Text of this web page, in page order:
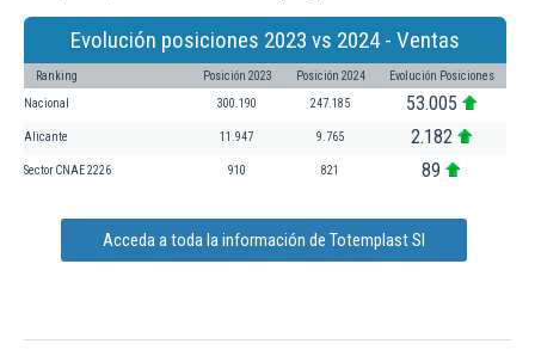
Evolución posiciones 2023 vs 2024 - Ventas
Ranking Posición 2023 Posición 2024 Evolución Posiciones
Nacional 300.190 247.185 53.005
Alicante 11.947 9.765 2.182
Sector CNAE 2226 910 821 89
Acceda a toda la información de Totemplast Sl